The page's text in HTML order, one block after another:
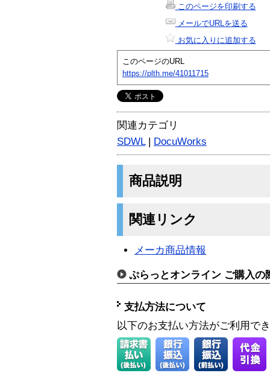
このページを印刷する
メールでURLを送る
お気に入りに追加する
このページのURL
https://plth.me/41011715
関連カテゴリ
SDWL| DocuWorks
商品説明
関連リンク
メーカ商品情報
ぷらっとオンライン ご購入の
支払方法について
以下のお支払い方法がご利用で